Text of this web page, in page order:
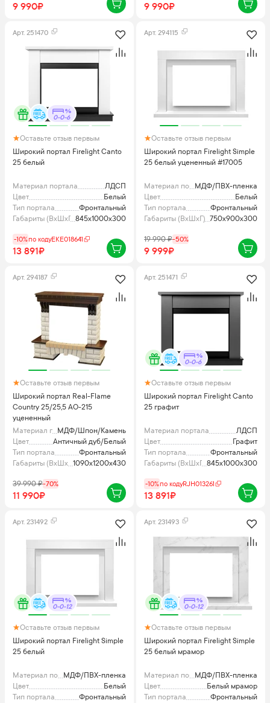
9 990₽ 9 990₽
Арт. 251470
0-0-6
Оставьте отзыв первым
Широкий портал Firelight Canto
25 белый
Материал портала
ЛДСП
Цвет
Белый
Тип портала
Фронтальный
Габариты (ВхШхГ), мм845x1000x300
-10%по кодуEKE018641
13 891₽
Арт. 294115
Оставьте отзыв первым
Широкий портал Firelight Simple
25 белый уцененный #17005
Материал порталаМДФ/ПВХ-пленка
Цвет
Белый
Тип портала
Фронтальный
Габариты (ВхШхГ), мм750x900x300
19 990₽-50%
9 999₽
Арт. 294187
Оставьте отзыв первым
Широкий портал Real-Flame
Country 25/25,5 АО-215
уцененный
Материал порталаМДФ/Шпон/Камень
Цвет
Античный дуб/Белый
Тип портала
Фронтальный
Габариты (ВхШхГ), мм1090х1200х430
39 990₽-70%
11 990₽
Арт. 251471
0-0-6
Оставьте отзыв первым
Широкий портал Firelight Canto
25 графит
Материал портала
ЛДСП
Цвет
Графит
Тип портала
Фронтальный
Габариты (ВхШхГ), мм845x1000x300
-10%по кодуRJH013261
13 891₽
Арт. 231492
0-0-12
Оставьте отзыв первым
Широкий портал Firelight Simple
25 белый
Материал порталаМДФ/ПВХ-пленка
Цвет
Белый
Тип портала
Фронтальный
Арт. 231493
0-0-12
Оставьте отзыв первым
Широкий портал Firelight Simple
25 белый мрамор
Материал порталаМДФ/ПВХ-пленка
Цвет
Белый мрамор
Тип портала
Фронтальный